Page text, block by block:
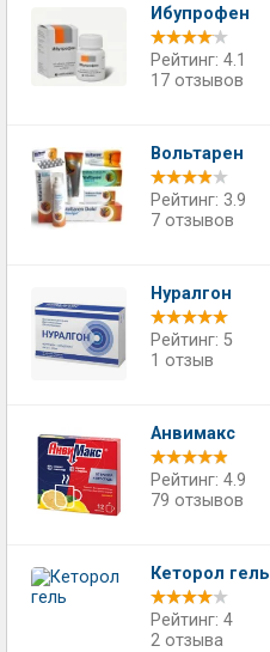
Ибупрофен
Рейтинг: 4.1
17 отзывов
Вольтарен
Рейтинг: 3.9
7 отзывов
Нуралгон
Рейтинг: 5
1 отзыв
Анвимакс
Рейтинг: 4.9
79 отзывов
Кеторол гель
Рейтинг: 4
2 отзыва